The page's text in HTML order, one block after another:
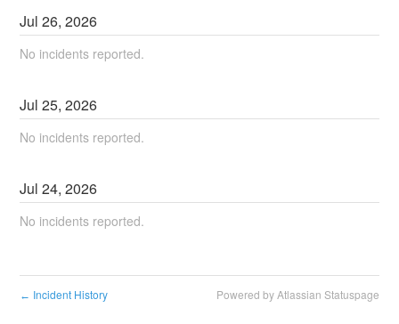
Jul26,2026
No incidents reported.
Jul25,2026
No incidents reported.
Jul24,2026
No incidents reported.
← Incident History Powered by Atlassian Statuspage